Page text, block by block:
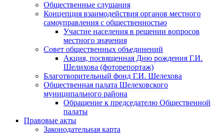
Общественные слушания
Концепция взаимодействия органов местного
самоуправления с общественностью
Участие населения в решении вопросов
местного значения
Совет общественных объединений
Акция, посвященная Дню рождения Г.И.
Шелихова (фоторепортаж)
Благотворительный фонд Г.И. Шелехова
Общественная палата Шелеховского
муниципального района
Обращение к председателю Общественной
палаты
Правовые акты
Законодательная карта